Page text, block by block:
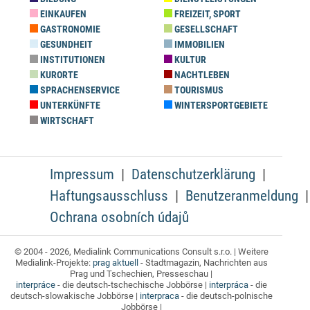
EINKAUFEN
FREIZEIT, SPORT
GASTRONOMIE
GESELLSCHAFT
GESUNDHEIT
IMMOBILIEN
INSTITUTIONEN
KULTUR
KURORTE
NACHTLEBEN
SPRACHENSERVICE
TOURISMUS
UNTERKÜNFTE
WINTERSPORTGEBIETE
WIRTSCHAFT
Impressum
Datenschutzerklärung
Haftungsausschluss
Benutzeranmeldung
Ochrana osobních údajů
© 2004 - 2026, Medialink Communications Consult s.r.o. | Weitere
Medialink-Projekte: prag aktuell - Stadtmagazin, Nachrichten aus
Prag und Tschechien, Presseschau |
interpráce- die deutsch-tschechische Jobbörse | interpráca- die
deutsch-slowakische Jobbörse | interpraca- die deutsch-polnische
Jobbörse |